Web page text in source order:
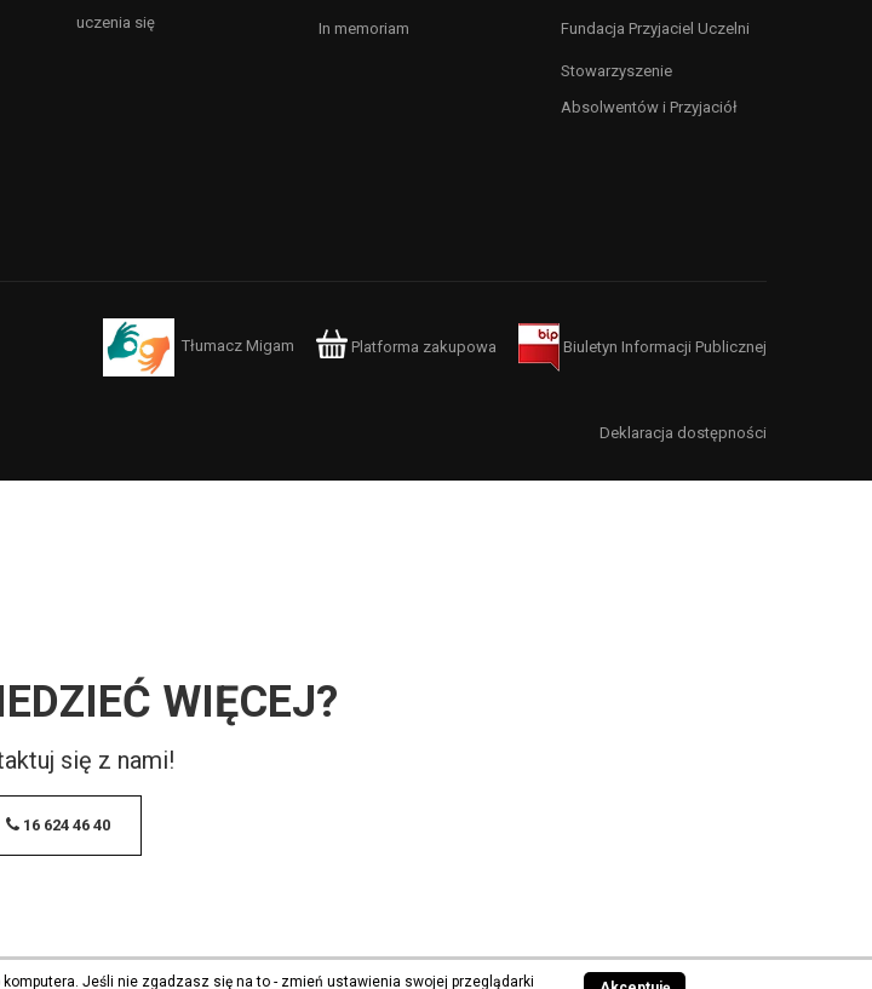
uczenia się
In memoriam Fundacja Przyjaciel Uczelni
Stowarzyszenie
Absolwentów i Przyjaciół
Tłumacz Migam Platforma zakupowa Biuletyn Informacji Publicznej
Deklaracja dostępności
WIĘCEJ?
się z nami!
16 624 46 40
Jeśli nie zgadzasz się na to - zmień ustawienia swojej przeglądarki